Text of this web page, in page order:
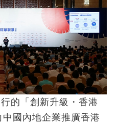
的「創新升級・香港
國內地企業推廣香港